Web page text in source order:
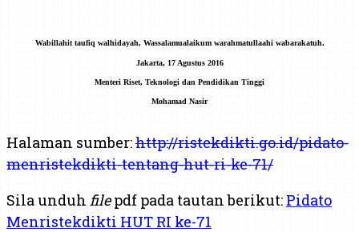
Wabillahit taufiq walhidayah, Wassalamualaikum warahmatullaahi wabarakatuh.
Jakarta, 17 Agustus 2016
Menteri Riset, Teknologi dan Pendidikan Tinggi
Mohamad Nasir
Halaman sumber:http://ristekdikti.go.id/pidato-
menristekdikti-tentang-hut-ri-ke-71/
Sila unduh filepdf pada tautan berikut: Pidato
Menristekdikti HUT RI ke-71